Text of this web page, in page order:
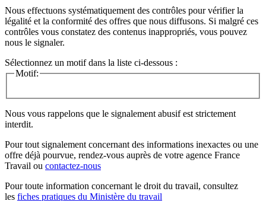
Nous effectuons systématiquement des contrôles pour vérifier la
légalité et la conformité des offres que nous diffusons. Si malgré ces
contrôles vous constatez des contenus inappropriés, vous pouvez
nous le signaler.
Sélectionnez un motif dans la liste ci-dessous :
Motif:
Nous vous rappelons que le signalement abusif est strictement
interdit.
Pour tout signalement concernant des informations inexactes ou une
offre déjà pourvue, rendez-vous auprès de votre agence France
Travail ou contactez-nous
Pour toute information concernant le droit du travail, consultez
les fiches pratiques du Ministère du travail